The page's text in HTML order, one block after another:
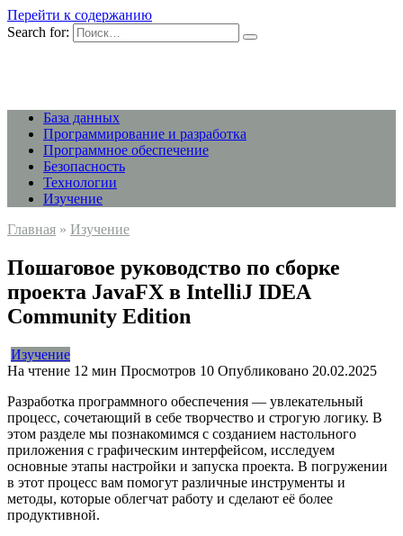
Перейти к содержанию
Search for:
База данных
Программирование и разработка
Программное обеспечение
Безопасность
Технологии
Изучение
Главная » Изучение
Пошаговое руководство по сборке
проекта JavaFX в IntelliJ IDEA
Community Edition
Изучение
На чтение 12 мин Просмотров 10 Опубликовано 20.02.2025
Разработка программного обеспечения — увлекательный
процесс, сочетающий в себе творчество и строгую логику. В
этом разделе мы познакомимся с созданием настольного
приложения с графическим интерфейсом, исследуем
основные этапы настройки и запуска проекта. В погружении
в этот процесс вам помогут различные инструменты и
методы, которые облегчат работу и сделают её более
продуктивной.